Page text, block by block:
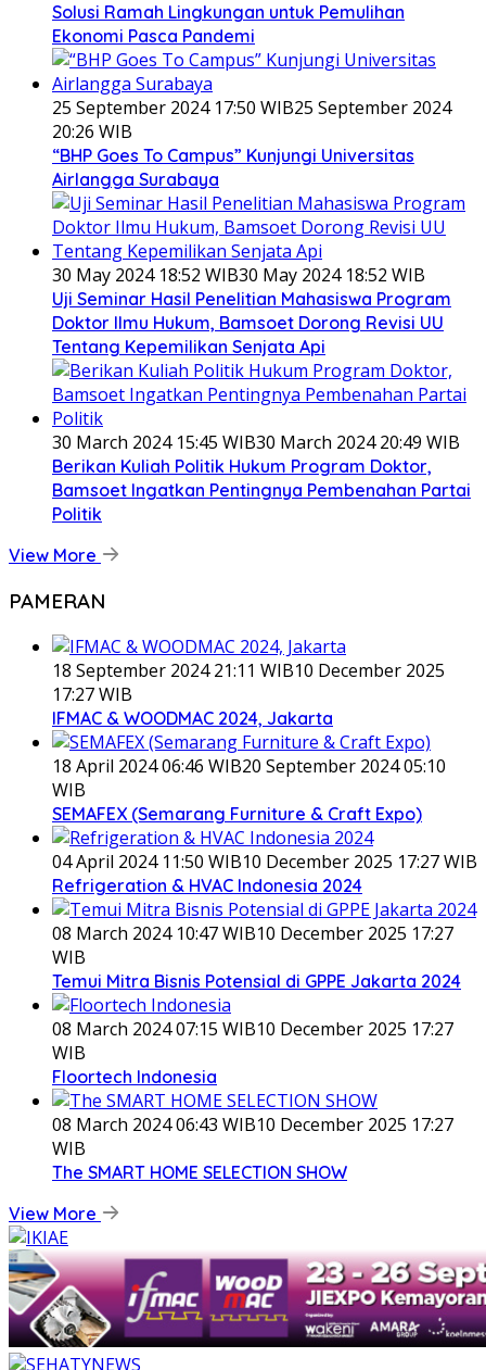
Solusi Ramah Lingkungan untuk Pemulihan
Ekonomi Pasca Pandemi
25 September 2024 17:50 WIB25 September 2024
20:26 WIB
“BHP Goes To Campus” Kunjungi Universitas
Airlangga Surabaya
30 May 2024 18:52 WIB30 May 2024 18:52 WIB
Uji Seminar Hasil Penelitian Mahasiswa Program
Doktor Ilmu Hukum, Bamsoet Dorong Revisi UU
Tentang Kepemilikan Senjata Api
30 March 2024 15:45 WIB30 March 2024 20:49 WIB
Berikan Kuliah Politik Hukum Program Doktor,
Bamsoet Ingatkan Pentingnya Pembenahan Partai
Politik
View More
PAMERAN
18 September 2024 21:11 WIB10 December 2025
17:27 WIB
IFMAC & WOODMAC 2024, Jakarta
18 April 2024 06:46 WIB20 September 2024 05:10
WIB
SEMAFEX (Semarang Furniture & Craft Expo)
04 April 2024 11:50 WIB10 December 2025 17:27 WIB
Refrigeration & HVAC Indonesia 2024
08 March 2024 10:47 WIB10 December 2025 17:27
WIB
Temui Mitra Bisnis Potensial di GPPE Jakarta 2024
08 March 2024 07:15 WIB10 December 2025 17:27
WIB
Floortech Indonesia
08 March 2024 06:43 WIB10 December 2025 17:27
WIB
The SMART HOME SELECTION SHOW
View More